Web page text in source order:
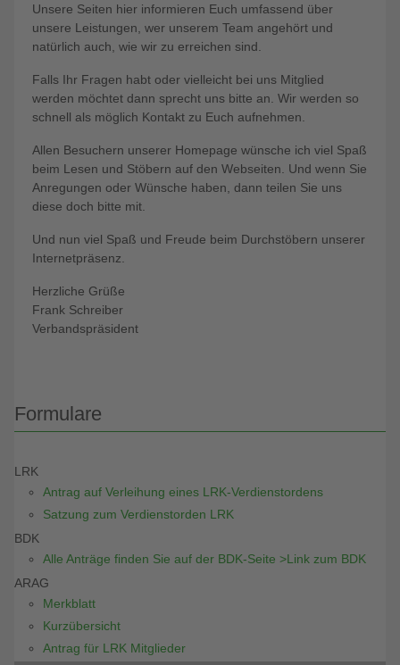
Unsere Seiten hier informieren Euch umfassend über
unsere Leistungen, wer unserem Team angehört und
natürlich auch, wie wir zu erreichen sind.
Falls Ihr Fragen habt oder vielleicht bei uns Mitglied
werden möchtet dann sprecht uns bitte an. Wir werden so
schnell als möglich Kontakt zu Euch aufnehmen.
Allen Besuchern unserer Homepage wünsche ich viel Spaß
beim Lesen und Stöbern auf den Webseiten. Und wenn Sie
Anregungen oder Wünsche haben, dann teilen Sie uns
diese doch bitte mit.
Und nun viel Spaß und Freude beim Durchstöbern unserer
Internetpräsenz.
Herzliche Grüße
Frank Schreiber
Verbandspräsident
Formulare
LRK
Antrag auf Verleihung eines LRK-Verdienstordens
Satzung zum Verdienstorden LRK
BDK
Alle Anträge finden Sie auf der BDK-Seite >Link zum BDK
ARAG
Merkblatt
Kurzübersicht
Antrag für LRK Mitglieder